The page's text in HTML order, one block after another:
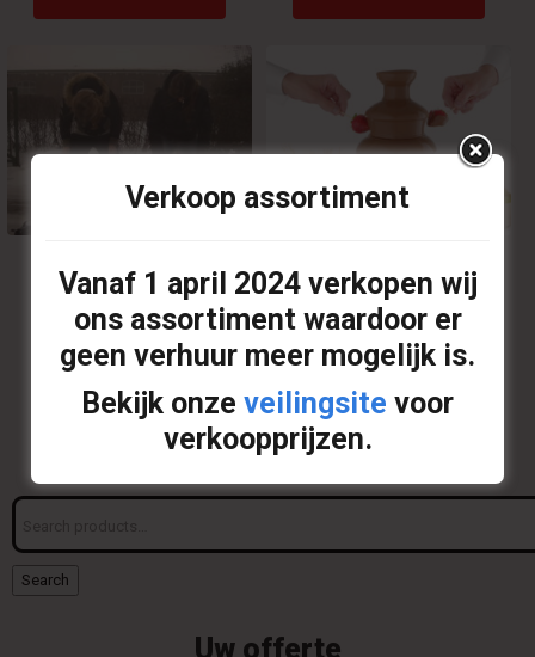
€6,00
Op offerte plaatsen
€17,50
Op offerte plaatsen
Search
Search
Uw offerte
Verkoop assortiment
Vanaf 1 april 2024verkopen wij
ons assortiment waardoor er
geen verhuur meer mogelijk is.
Bekijk onze veilingsite voor
verkoopprijzen.